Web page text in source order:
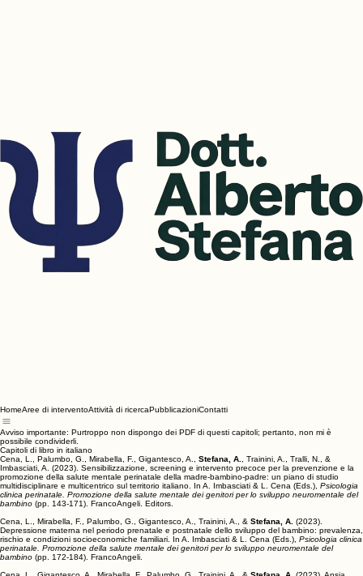
Home
Avviso importante:Purtroppo non dispongo dei PDF di questi capitoli; pertanto, non mi è
possibile condividerli.
Capitoli di libro in italiano
Cena, L., Palumbo, G., Mirabella, F., Gigantesco, A.,Stefana, A., Trainini, A., Tralli, N., &
Imbasciati, A. (2023). Sensibilizzazione, screening e intervento precoce per la prevenzione e la
promozione della salute mentale perinatale della madre-bambino-padre: un piano di studio
multidisciplinare e multicentrico sul territorio italiano. In A. Imbasciati & L. Cena (Eds.),Psicologia
clinica perinatale. Promozione della salute mentale dei genitori per lo sviluppo neuromentale del
Cena, L., Mirabella, F., Palumbo, G., Gigantesco, A., Trainini, A., &Stefana, A.(2023).
Depressione materna nel periodo prenatale e postnatale dello sviluppo del bambino: prevalenza,
rischio e condizioni socioeconomiche familiari. In A. Imbasciati & L. Cena (Eds.),Psicologia clinica
perinatale. Promozione della salute mentale dei genitori per lo sviluppo neuromentale del